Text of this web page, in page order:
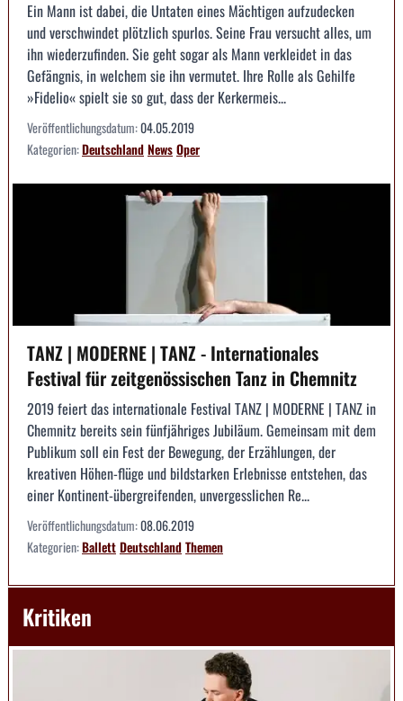
Ein Mann ist dabei, die Untaten eines Mächtigen aufzudecken
und verschwindet plötzlich spurlos. Seine Frau versucht alles, um
ihn wiederzufinden. Sie geht sogar als Mann verkleidet in das
Gefängnis, in welchem sie ihn vermutet. Ihre Rolle als Gehilfe
»Fidelio« spielt sie so gut, dass der Kerkermeis...
Veröffentlichungsdatum:04.05.2019
Kategorien:DeutschlandNewsOper
TANZ | MODERNE | TANZ - Internationales
Festival für zeitgenössischen Tanz in Chemnitz
2019 feiert das internationale Festival TANZ | MODERNE | TANZ in
Chemnitz bereits sein fünfjähriges Jubiläum. Gemeinsam mit dem
Publikum soll ein Fest der Bewegung, der Erzählungen, der
kreativen Höhen-flüge und bildstarken Erlebnisse entstehen, das
einer Kontinent-übergreifenden, unvergesslichen Re...
Veröffentlichungsdatum:08.06.2019
Kategorien:BallettDeutschlandThemen
Kritiken